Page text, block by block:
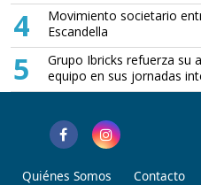
4
Movimiento societario
Escandella
5
Grupo Ibricks refuerza su
equipo en sus jornadas
Quiénes Somos Contacto